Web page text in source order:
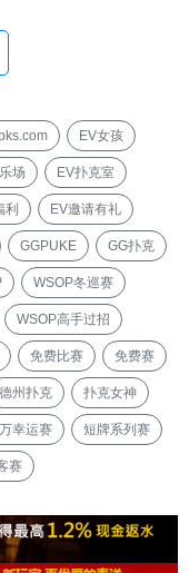
EV女孩
场 EV扑克室
利 EV邀请有礼
GGPUKE GG扑克
WSOP冬巡赛
WSOP高手过招
免费比赛 免费赛
德州扑克 扑克女神
幸运赛 短牌系列赛
赛